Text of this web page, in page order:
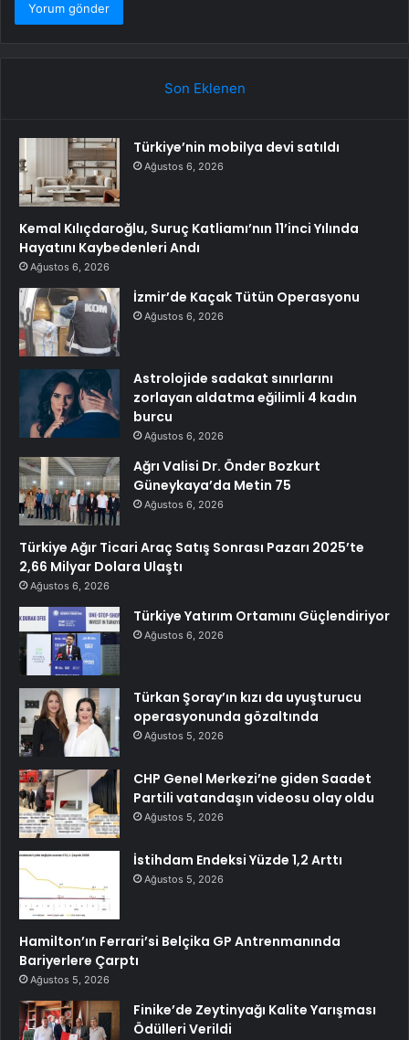
Son Eklenen
Türkiye’nin mobilya devi satıldı
Ağustos 6, 2026
Kemal Kılıçdaroğlu, Suruç Katliamı’nın 11’inci Yılında
Hayatını Kaybedenleri Andı
Ağustos 6, 2026
İzmir’de Kaçak Tütün Operasyonu
Ağustos 6, 2026
Astrolojide sadakat sınırlarını
zorlayan aldatma eğilimli 4 kadın
burcu
Ağustos 6, 2026
Ağrı Valisi Dr. Önder Bozkurt
Güneykaya’da Metin 75
Ağustos 6, 2026
Türkiye Ağır Ticari Araç Satış Sonrası Pazarı 2025’te
2,66 Milyar Dolara Ulaştı
Ağustos 6, 2026
Türkiye Yatırım Ortamını Güçlendiriyor
Ağustos 6, 2026
Türkan Şoray’ın kızı da uyuşturucu
operasyonunda gözaltında
Ağustos 5, 2026
CHP Genel Merkezi’ne giden Saadet
Partili vatandaşın videosu olay oldu
Ağustos 5, 2026
İstihdam Endeksi Yüzde 1,2 Arttı
Ağustos 5, 2026
Hamilton’ın Ferrari’si Belçika GP Antrenmanında
Bariyerlere Çarptı
Ağustos 5, 2026
Finike’de Zeytinyağı Kalite Yarışması
Ödülleri Verildi